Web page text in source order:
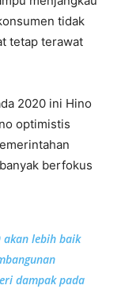
tidak
tetap terawat
2020 ini Hino
optimistis
berfokus
lebih baik
dampak pada